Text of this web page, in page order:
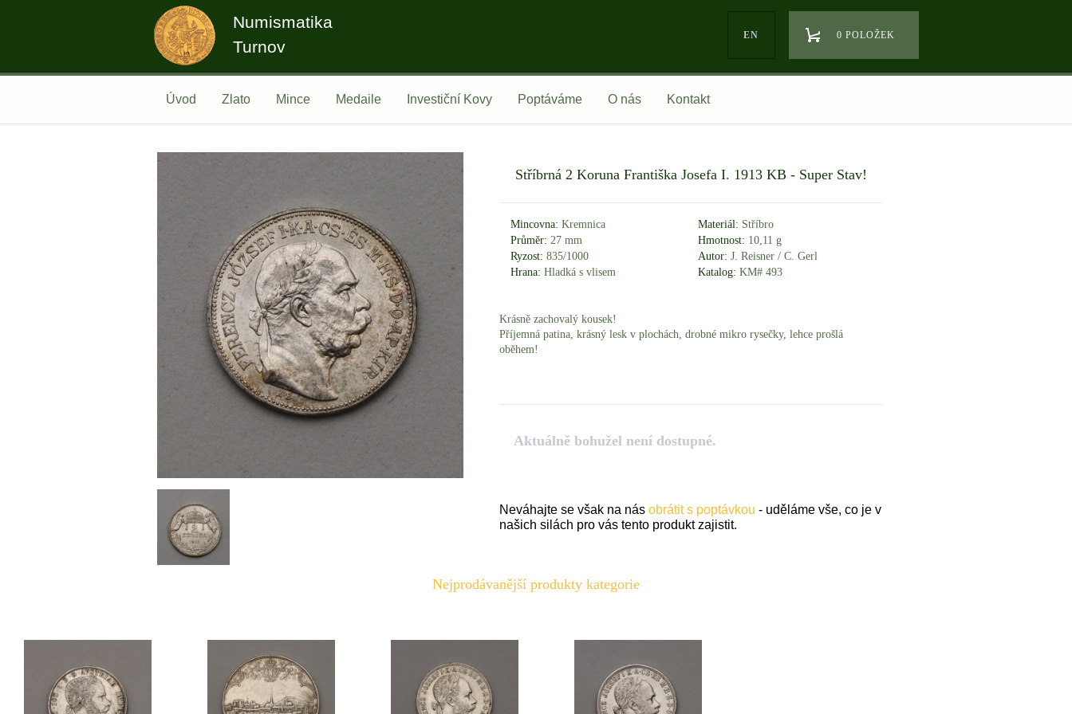
Numismatika
Turnov
EN 0 POLOŽEK
Úvod Zlato Mince Medaile Investiční Kovy Poptáváme O nás Kontakt
Stříbrná 2 Koruna Františka Josefa I. 1913 KB - Super Stav!
Mincovna: Kremnica Materiál: Stříbro
Průměr: 27 mm Hmotnost: 10,11 g
Ryzost: 835/1000 Autor: J. Reisner / C. Gerl
Hrana: Hladká s vlisem Katalog: KM# 493
Krásně zachovalý kousek!
Příjemná patina, krásný lesk v plochách, drobné mikro rysečky, lehce prošlá
oběhem!
Aktuálně bohužel není dostupné.
Neváhajte se však na nás obrátit s poptávkou - uděláme vše, co je v
našich silách pro vás tento produkt zajistit.
Nejprodávanější produkty kategorie